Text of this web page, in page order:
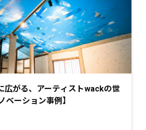
広がる、アーティストwackの世
ベーション事例】